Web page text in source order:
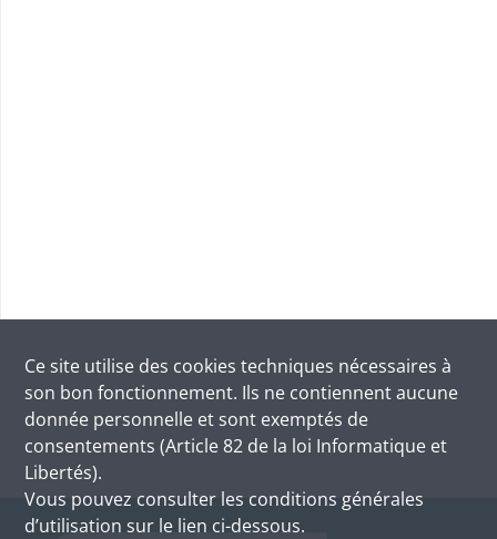
Ce site utilise des cookies techniques nécessaires à
son bon fonctionnement. Ils ne contiennent aucune
donnée personnelle et sont exemptés de
consentements (Article 82 de la loi Informatique et
Libertés).
Vous pouvez consulter les conditions générales
d’utilisation sur le lien ci-dessous.